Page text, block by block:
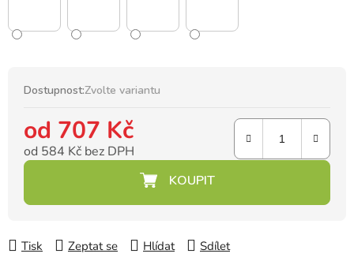
Dostupnost:Zvolte variantu
od 707 Kč
od 584 Kč bez DPH
Tisk Zeptat se Hlídat Sdílet